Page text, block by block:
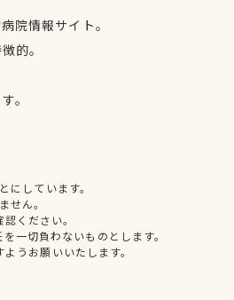
院情報サイト。
的。
。
しています。
せん。
ください。
一切負わないものとします。
うお願いいたします。